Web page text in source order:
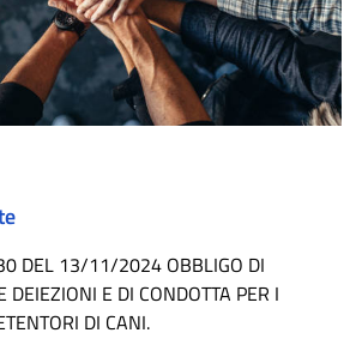
DEL 13/11/2024 OBBLIGO DI
DEIEZIONI E DI CONDOTTA PER I
DI CANI.